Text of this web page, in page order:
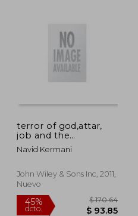
terror of god,attar,
job and the
metaphysical revolt
Navid Kermani
John Wiley & Sons Inc, 2011,
Nuevo